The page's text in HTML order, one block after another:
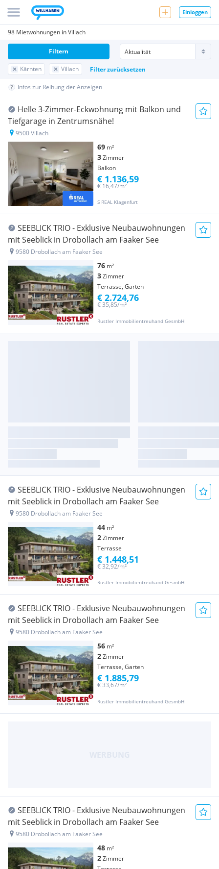
Einloggen
98 Mietwohnungen in Villach
Kärnten Villach Filter zurücksetzen
Filtern
Infos zur Reihung der Anzeigen
Helle 3-Zimmer-Eckwohnung mit Balkon und
Tiefgarage in Zentrumsnähe!
9500 Villach
69 m²
3Zimmer
Balkon
S REAL Klagenfurt
€ 16,47/m²
€ 1.136,59
SEEBLICK TRIO - Exklusive Neubauwohnungen
mit Seeblick in Drobollach am Faaker See
9580 Drobollach am Faaker See
76 m²
3Zimmer
Terrasse, Garten
Rustler Immobilientreuhand GesmbH
€ 35,85/m²
€ 2.724,76
SEEBLICK TRIO - Exklusive Neubauwohnungen
mit Seeblick in Drobollach am Faaker See
9580 Drobollach am Faaker See
44 m²
2Zimmer
Terrasse
Rustler Immobilientreuhand GesmbH
€ 32,92/m²
€ 1.448,51
SEEBLICK TRIO - Exklusive Neubauwohnungen
mit Seeblick in Drobollach am Faaker See
9580 Drobollach am Faaker See
56 m²
2Zimmer
Terrasse, Garten
Rustler Immobilientreuhand GesmbH
€ 33,67/m²
€ 1.885,79
SEEBLICK TRIO - Exklusive Neubauwohnungen
mit Seeblick in Drobollach am Faaker See
9580 Drobollach am Faaker See
48 m²
2Zimmer